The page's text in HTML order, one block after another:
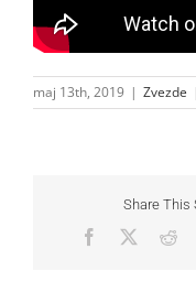
maj 13th, 2019 | Zvezde
Share This
Facebook